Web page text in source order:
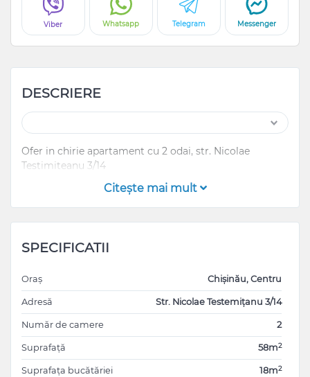
Viber Whatsapp Telegram Messenger
DESCRIERE
Ofer in chirie apartament cu 2 odai, str. Nicolae
Testimiteanu 3/14
Citeşte mai mult
SPECIFICATII
Oraș Chișinău, Centru
Adresă Str. Nicolae Testemițanu 3/14
Număr de camere 2
Suprafață 58m2
Suprafața bucătăriei 18m2